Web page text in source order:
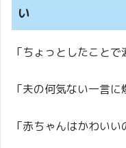
い
「ちょっとしたことで
「夫の何気ない一言に
「赤ちゃんはかわい